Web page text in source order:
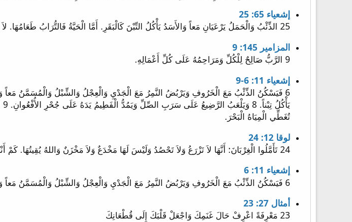
إشعياء 65: 25
25 الذِّئْبُ وَالْحَمَلُ يَرْعَيَانِ مَعاً وَالأَسَدُ يَأْكُلُ التِّبْنَ كَالْبَقَرِ. أَمَّا الْحَيَّةُ فَالتُّرَابُ طَعَامُهَا. لاَ يُؤْذُونَ وَلاَ يُهْلِكُونَ فِي كُلِّ جَبَلِ قُدْسِي» قَالَ الرَّبُّ.
المزامير 145: 9
9 الرَّبُّ صَالِحٌ لِلْكُلِّ وَمَرَاحِمُهُ عَلَى كُلِّ أَعْمَالِهِ.
إشعياء 11: 6-9
تُغَطِّي الْمِيَاهُ الْبَحْرَ.
لوقا 12: 24
24 تَأَمَّلُوا الْغِرْبَانَ: أَنَّهَا لاَ تَزْرَعُ وَلاَ تَحْصُدُ وَلَيْسَ لَهَا مَخْدَعٌ وَلاَ مَخْزَنٌ وَاللهُ يُقِيتُهَا. كَمْ أَنْتُمْ بِالْحَرِيِّ أَفْضَلُ مِنَ الطُّيُورِ!
إشعياء 11: 6
6 فَيَسْكُنُ الذِّئْبُ مَعَ الْخَرُوفِ وَيَرْبُضُ النَّمِرُ مَعَ الْجَدْيِ وَالْعِجْلُ وَالشِّبْلُ وَالْمُسَمَّنُ مَعاً وَصَبِيٌّ صَغِيرٌ يَسُوقُهَا.
أمثال 27: 23
23 مَعْرِفَةً اعْرِفْ حَالَ غَنَمِكَ وَاجْعَلْ قَلْبَكَ إِلَى قُطْعَانِكَ